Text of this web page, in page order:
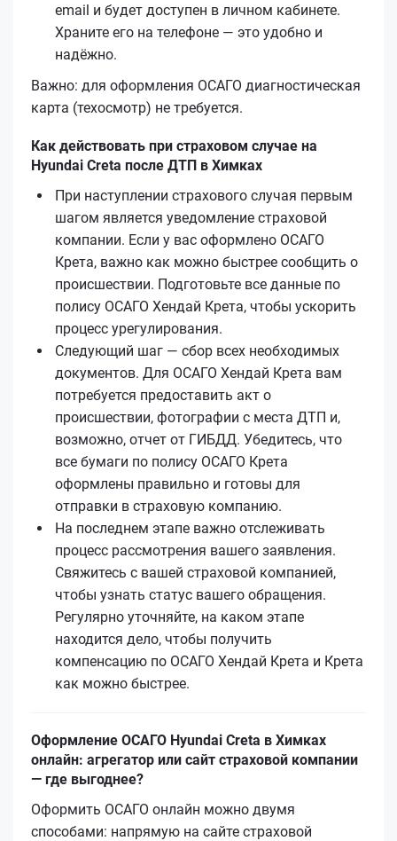
email и будет доступен в личном кабинете.
Храните его на телефоне — это удобно и
надёжно.
Важно: для оформления ОСАГО диагностическая
карта (техосмотр) не требуется.
Как действовать при страховом случае на
Hyundai Creta после ДТП в Химках
При наступлении страхового случая первым
шагом является уведомление страховой
компании. Если у вас оформлено ОСАГО
Кретa, важно как можно быстрее сообщить о
происшествии. Подготовьте все данные по
полису ОСАГО Хендай Кретa, чтобы ускорить
процесс урегулирования.
Следующий шаг — сбор всех необходимых
документов. Для ОСАГО Хендай Кретa вам
потребуется предоставить акт о
происшествии, фотографии с места ДТП и,
возможно, отчет от ГИБДД. Убедитесь, что
все бумаги по полису ОСАГО Кретa
оформлены правильно и готовы для
отправки в страховую компанию.
На последнем этапе важно отслеживать
процесс рассмотрения вашего заявления.
Свяжитесь с вашей страховой компанией,
чтобы узнать статус вашего обращения.
Регулярно уточняйте, на каком этапе
находится дело, чтобы получить
компенсацию по ОСАГО Хендай Кретa и Кретa
как можно быстрее.
Оформление ОСАГО Hyundai Creta в Химках
онлайн: агрегатор или сайт страховой компании
— где выгоднее?
Оформить ОСАГО онлайн можно двумя
способами: напрямую на сайте страховой